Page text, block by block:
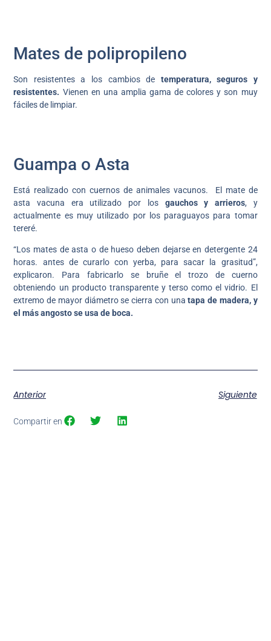
Mates de polipropileno
Son resistentes a los cambios de temperatura, seguros y
resistentes. Vienen en una amplia gama de colores y son muy
fáciles de limpiar.
Guampa o Asta
Está realizado con cuernos de animales vacunos. El mate de
asta vacuna era utilizado por losgauchos y arrieros, y
actualmente es muy utilizado por los paraguayos para tomar
tereré.
“Los mates de asta o de hueso deben dejarse en detergente 24
horas. antes de curarlo con yerba, para sacar la grasitud”,
explicaron. Para fabricarlo se bruñe el trozo de cuerno
obteniendo un producto transparente y terso como el vidrio. El
extremo de mayor diámetro se cierra con unatapa de madera, y
el más angosto se usa de boca.
Anterior Siguiente
Compartir en